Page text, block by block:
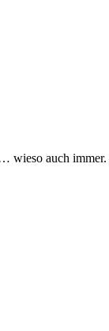
wieso auch immer.